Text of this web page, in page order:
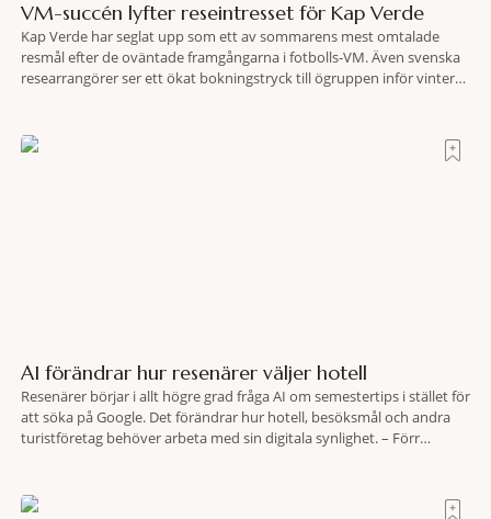
VM-succén lyfter reseintresset för Kap Verde
Kap Verde har seglat upp som ett av sommarens mest omtalade
resmål efter de oväntade framgångarna i fotbolls-VM. Även svenska
researrangörer ser ett ökat bokningstryck till ögruppen inför vintern.
motsvarande vecka i
AI förändrar hur resenärer väljer hotell
Resenärer börjar i allt högre grad fråga AI om semestertips i stället för
att söka på Google. Det förändrar hur hotell, besöksmål och andra
turistföretag behöver arbeta med sin digitala synlighet. – Förr